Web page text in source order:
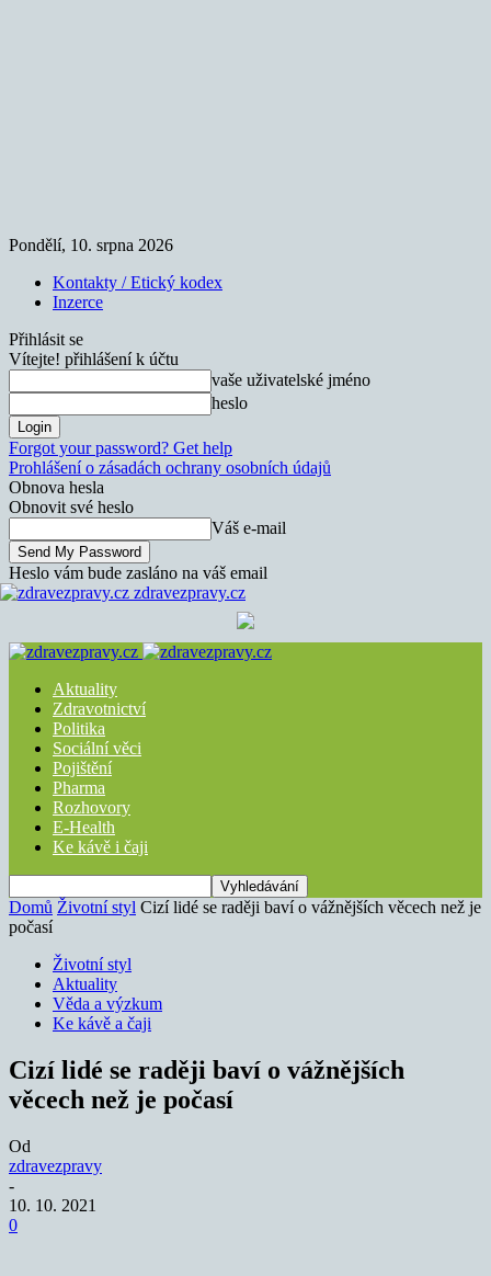
Pondělí, 10. srpna 2026
Kontakty / Etický kodex
Inzerce
Přihlásit se
Vítejte! přihlášení k účtu
vaše uživatelské jméno
heslo
Forgot your password? Get help
Prohlášení o zásadách ochrany osobních údajů
Obnova hesla
Obnovit své heslo
Váš e-mail
Heslo vám bude zasláno na váš email
zdravezpravy.cz
Aktuality
Zdravotnictví
Politika
Sociální věci
Pojištění
Pharma
Rozhovory
E-Health
Ke kávě i čaji
Domů Životní styl Cizí lidé se raději baví o vážnějších věcech než je
počasí
Životní styl
Aktuality
Věda a výzkum
Ke kávě a čaji
Cizí lidé se raději baví o vážnějších
věcech než je počasí
Od
zdravezpravy
-
10. 10. 2021
0